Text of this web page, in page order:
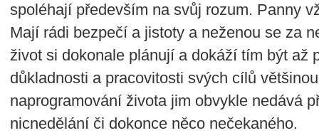
spoléhají především na svůj rozum. Panny
Mají rádi bezpečí a jistoty a neženou se za
život si dokonale plánují a dokáží tím být až
důkladnosti a pracovitosti svých cílů
naprogramování života jim obvykle nedává
nicnedělání či dokonce něco nečekaného.